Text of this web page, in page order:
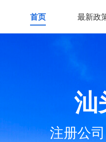
首页 最新政
汕
注册公